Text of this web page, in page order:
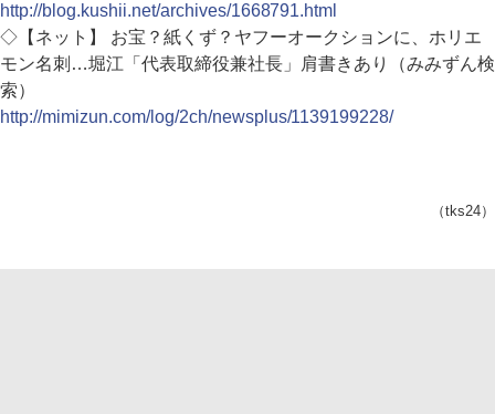
http://blog.kushii.net/archives/1668791.html
◇【ネット】 お宝？紙くず？ヤフーオークションに、ホリエ
モン名刺…堀江「代表取締役兼社長」肩書きあり（みみずん検
索）
http://mimizun.com/log/2ch/newsplus/1139199228/
（tks24）